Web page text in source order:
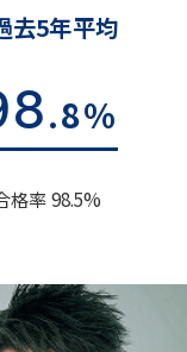
去5年平均
.8%
格率 98.5%